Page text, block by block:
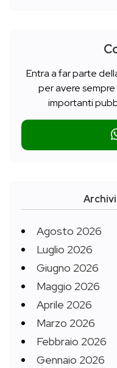
Entra a far parte
per avere
importanti
Agosto 2026
Luglio 2026
Giugno 2026
Maggio 2026
Aprile 2026
Marzo 2026
Febbraio 2026
Gennaio 2026